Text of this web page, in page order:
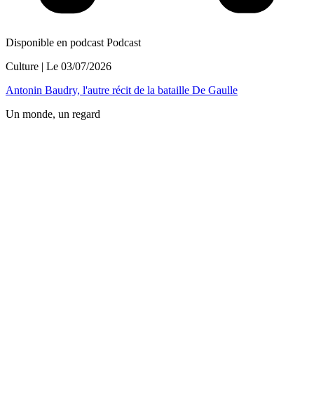
Disponible en podcast Podcast
Culture | Le 03/07/2026
Antonin Baudry, l'autre récit de la bataille De Gaulle
Un monde, un regard